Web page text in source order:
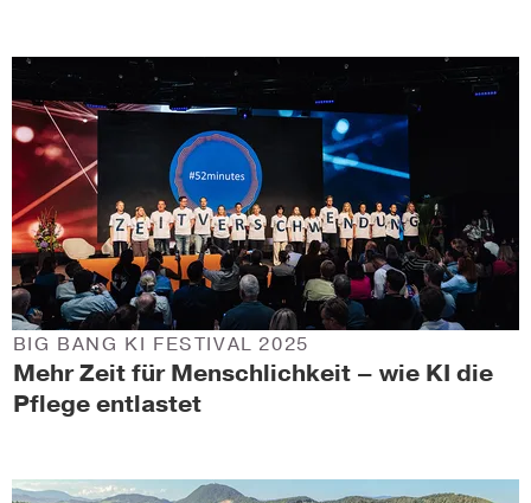
Mehr Zeit für Menschlichkeit – wie KI die
Pflege entlastet
BIG BANG KI FESTIVAL 2025